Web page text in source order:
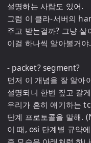
설명하는 사람도 있어.
그럼 이 클라-서버의
주고 받는걸까? 그냥
이걸 하나씩 알아볼거야.
- packet? segment?
먼저 이 개념을 잘 알
설명되니 한번 짚고 갈
우리가 흔히 얘기하는
단계 프로토콜을 말해.
이 때, osi 단계별 규약